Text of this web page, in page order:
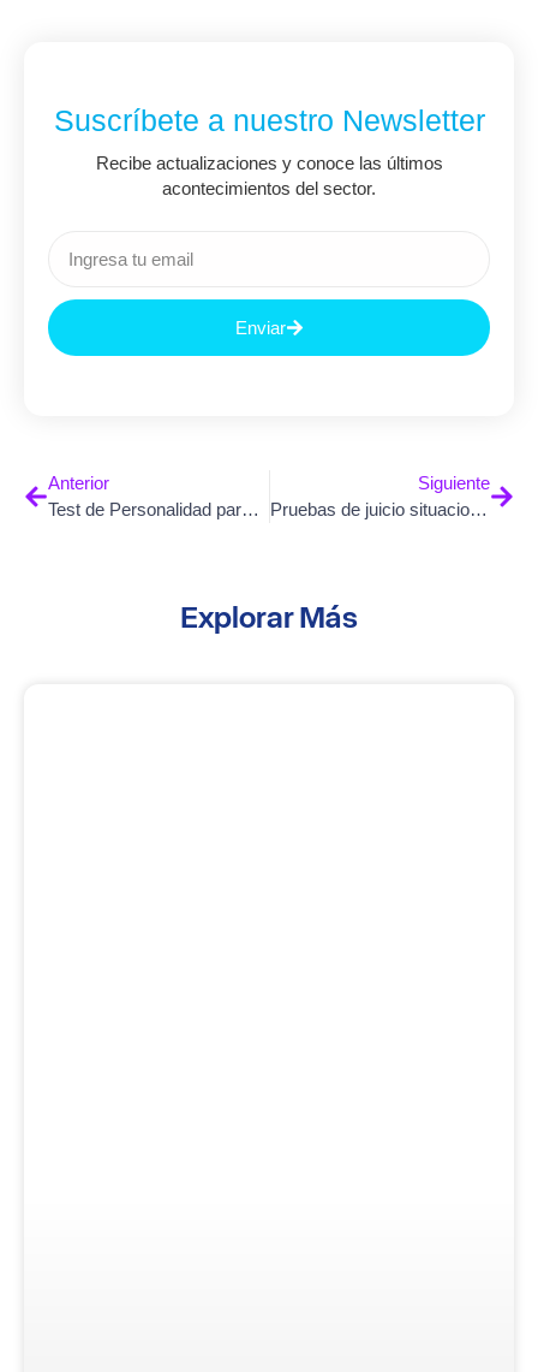
Suscríbete a nuestro Newsletter
Recibe actualizaciones y conoce las últimos
acontecimientos del sector.
Enviar
Anterior
Test de Personalidad para Trabajadores: La Herramienta Clave en la Selección de Personal
Siguiente
Pruebas de juicio situacional ¿Qué son y cómo ayudan la toma de decisiones
Explorar Más